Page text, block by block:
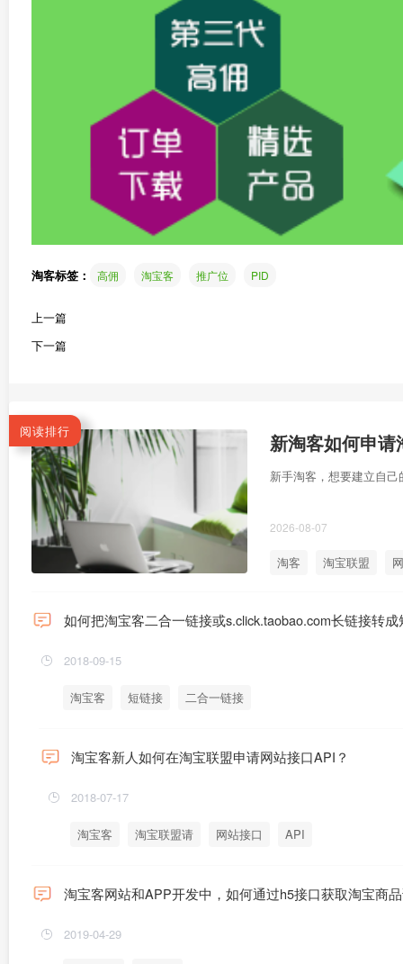
淘客标签： 高佣 淘宝客 推广位 PID
上一篇
下一篇
阅读排行 新淘客如何申
新手淘客，想要建立自
2026-08-07
淘客 淘宝联盟
如何把淘宝客二合一链接或s.click.taobao.com长链接转
2018-09-15
淘宝客 短链接 二合一链接
淘宝客新人如何在淘宝联盟申请网站接口API？
2018-07-17
淘宝客 淘宝联盟请 网站接口 API
淘宝客网站和APP开发中，如何通过h5接口获取淘宝商
2019-04-29